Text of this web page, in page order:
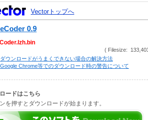
Vectorトップへ
0.9
( Filesize:
ダウンロードがうまくできない場合の解決方法
Google Chrome等でのダウンロード時の警告について
ードはこちら
を押すとダウンロードが始まります。